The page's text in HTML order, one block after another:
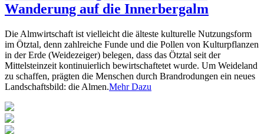
Wanderung auf die Innerbergalm
Die Almwirtschaft ist vielleicht die älteste kulturelle Nutzungsform
im Ötztal, denn zahlreiche Funde und die Pollen von Kulturpflanzen
in der Erde (Weidezeiger) belegen, dass das Ötztal seit der
Mittelsteinzeit kontinuierlich bewirtschaftetet wurde. Um Weideland
zu schaffen, prägten die Menschen durch Brandrodungen ein neues
Landschaftsbild: die Almen.Mehr Dazu